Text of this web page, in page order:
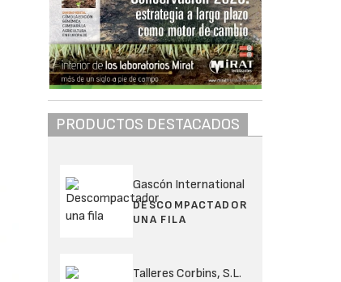
PRODUCTOS DESTACADOS
Gascón International
DESCOMPACTADOR
UNA FILA
Talleres Corbins, S.L.